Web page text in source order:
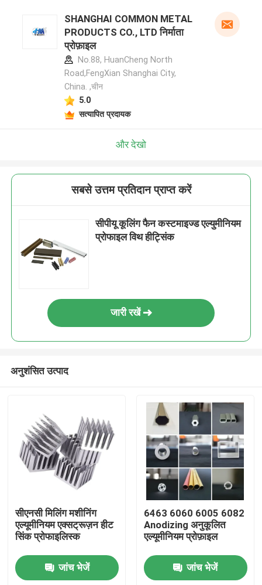
SHANGHAI COMMON METAL
PRODUCTS CO., LTD निर्माता
प्रोफ़ाइल
No.88, HuanCheng North
Road,FengXian Shanghai City,
China. ,चीन
5.0
सत्यापित प्रदायक
और देखो
सबसे उत्तम प्रतिदान प्राप्त करें
सीपीयू कूलिंग फैन कस्टमाइज्ड एल्युमीनियम
प्रोफाइल विथ हीट्सिंक
जारी रखें
अनुशंसित उत्पाद
सीएनसी मिलिंग मशीनिंग
एल्यूमीनियम एक्सट्रूज़न हीट
सिंक प्रोफाइलिस्क
जांच भेजें
6463 6060 6005 6082
Anodizing अनुकूलित
एल्यूमीनियम प्रोफ़ाइल
जांच भेजें